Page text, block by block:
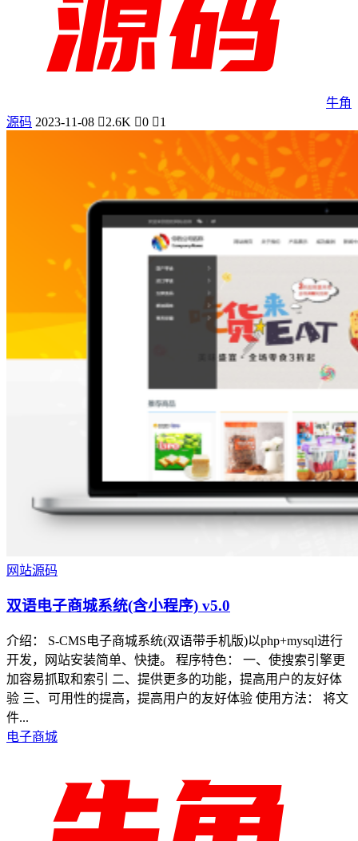
牛角
源码 2023-11-08 2.6K 0 1
网站源码
双语电子商城系统(含小程序) v5.0
介绍： S-CMS电子商城系统(双语带手机版)以php+mysql进行
开发，网站安装简单、快捷。 程序特色： 一、使搜索引擎更
加容易抓取和索引 二、提供更多的功能，提高用户的友好体
验 三、可用性的提高，提高用户的友好体验 使用方法： 将文
件...
电子商城